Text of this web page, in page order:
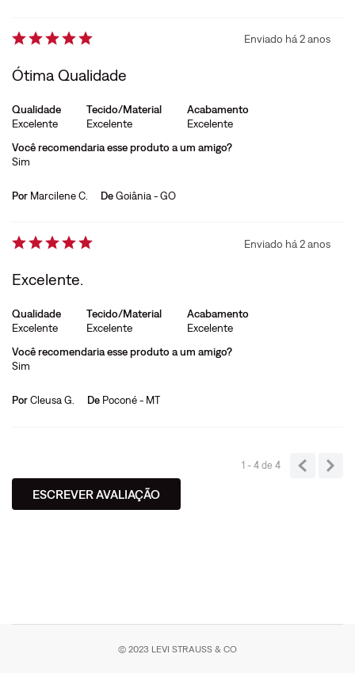
Enviado há2 anos
Ótima Qualidade
Qualidade
Excelente
Tecido/Material
Excelente
Acabamento
Excelente
Você recomendaria esse produto a um amigo?
Sim
Por Marcilene C. DeGoiânia - GO
Enviado há2 anos
Excelente.
Qualidade
Excelente
Tecido/Material
Excelente
Acabamento
Excelente
Você recomendaria esse produto a um amigo?
Sim
PorCleusa G. De Poconé - MT
1 - 4de 4
ESCREVER AVALIAÇÃO
© 2023 LEVI STRAUSS & CO